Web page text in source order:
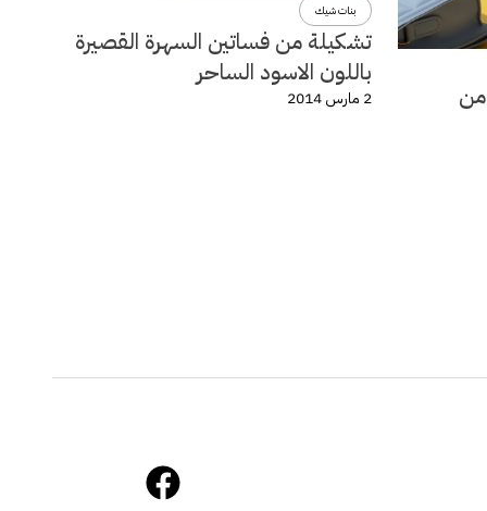
وصيف 2014 من
بنات شيك
تشكيلة من فساتين السهرة القصيرة
باللون الاسود الساحر
2 مارس 2014